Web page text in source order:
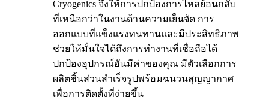
Cryogenics จึงให้การปกป้องการไหลย้อนกลับ
ที่เหนือกว่าในงานด้านความเย็นจัด การ
ออกแบบที่แข็งแรงทนทานและมีประสิทธิภาพ
ช่วยให้มั่นใจได้ถึงการทำงานที่เชื่อถือได้
ปกป้องอุปกรณ์อันมีค่าของคุณ มีตัวเลือกการ
ผลิตชิ้นส่วนสำเร็จรูปพร้อมฉนวนสุญญากาศ
เพื่อการติดตั้งที่ง่ายขึ้น